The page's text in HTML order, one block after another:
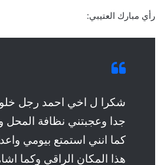
رأي مبارك العتيبي:
شكرا ل اخي احمد رجل
جدا وعجبتني نظافة
كما انني استمتع بيومي
هذا المكان الراقي وكما